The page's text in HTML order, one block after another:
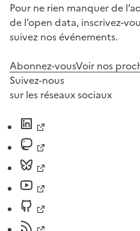
Pour ne rien manquer de
de l’open data, inscrivez-
suivez nos événements.
Abonnez-vousVoir nos
Suivez-nous
sur les réseaux sociaux